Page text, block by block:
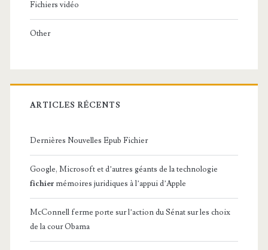
Fichiers vidéo
Other
ARTICLES RÉCENTS
Dernières Nouvelles Epub Fichier
Google, Microsoft et d’autres géants de la technologie
fichier mémoires juridiques à l’appui d’Apple
McConnell ferme porte sur l’action du Sénat sur les choix
de la cour Obama